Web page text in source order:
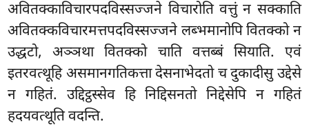
अवितक्काविचारपदविस्सज्जने विचारोति वत्तुं न सक्काति
अवितक्कविचारमत्तपदविस्सज्जने लब्भमानोपि वितक्को न
उद्धटो, अञ्ञथा वितक्को चाति वत्तब्बं सियाति. एवं
इतरवत्थूहि असमानगतिकत्ता देसनाभेदतो च दुकादीसु उद्देसे
न गहितं. उद्दिट्ठस्सेव हि निद्दिसनतो निद्देसेपि न गहितं
हदयवत्थूति वदन्ति.